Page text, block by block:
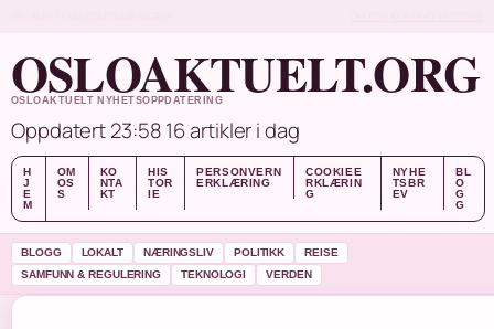
OSLOAKTUELT.ORG
OSLOAKTUELT NYHETSOPPDATERING
Oppdatert 23:5816 artikler i dag
H
J
E
M
OM
OS
S
KO
NTA
KT
HIS
TOR
IE
PERSONVERN
ERKLÆRING
COOKIEE
RKLÆRIN
G
NYHE
TSBR
EV
BL
O
G
G
BLOGG LOKALT NÆRINGSLIV POLITIKK
REISE
SAMFUNN & REGULERING
TEKNOLOGI VERDEN